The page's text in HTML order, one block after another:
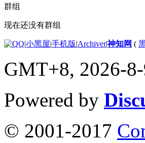
群组
现在还没有群组
|小黑屋|手机版|Archiver|神知网 (
GMT+8, 2026-
Powered by
© 2001-2017